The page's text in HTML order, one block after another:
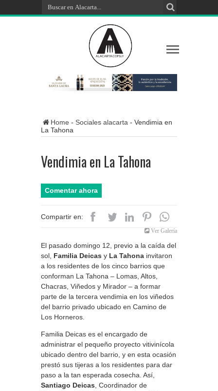
Home - Sociales alacarta - Vendimia en
La Tahona
Vendimia en La Tahona
Comentar ahora
Compartir en:
Ver Galería
El pasado domingo 12, previo a la caída del
sol, Familia Deicas y La Tahona invitaron
a los residentes de los cinco barrios que
conforman La Tahona – Lomas, Altos,
Chacras, Viñedos y Mirador – a formar
parte de la tercera vendimia en los viñedos
del barrio privado ubicado en Camino de
Los Horneros.
Familia Deicas es el encargado de
administrar el pequeño proyecto vitivinícola
ubicado dentro del barrio, y en esta ocasión
prestó sus tijeras a los residentes para dar
paso a la tan esperada cosecha. Así,
Santiago Deicas , Coordinador de